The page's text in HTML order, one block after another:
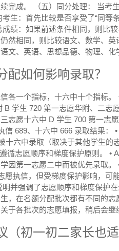
完成。 （五）同分处理： 当考
生：首先比较是否享受了“同等
绩：如果前述条件相同，则比
然相同，则比较语文、数学、
文、英语、思想品德、物理、化
配如何影响录取？
各一个指标，十六中十个指标。
B 学生 720 第一志愿华附、二志
志愿十六中 D 学生 700 第一志
信 689、十六中 666 录取结果：
十六中录取（取决于其他学生的
循志愿顺序和梯度保护原则。
•
因第一志愿二中而被优先录取。
愿执信，但受梯度保护影响，可
明并强调了志愿顺序和梯度保护
，在名额分配批次都有不同的
于各批次的志愿填报，稍后会继
（初一初二家长也适